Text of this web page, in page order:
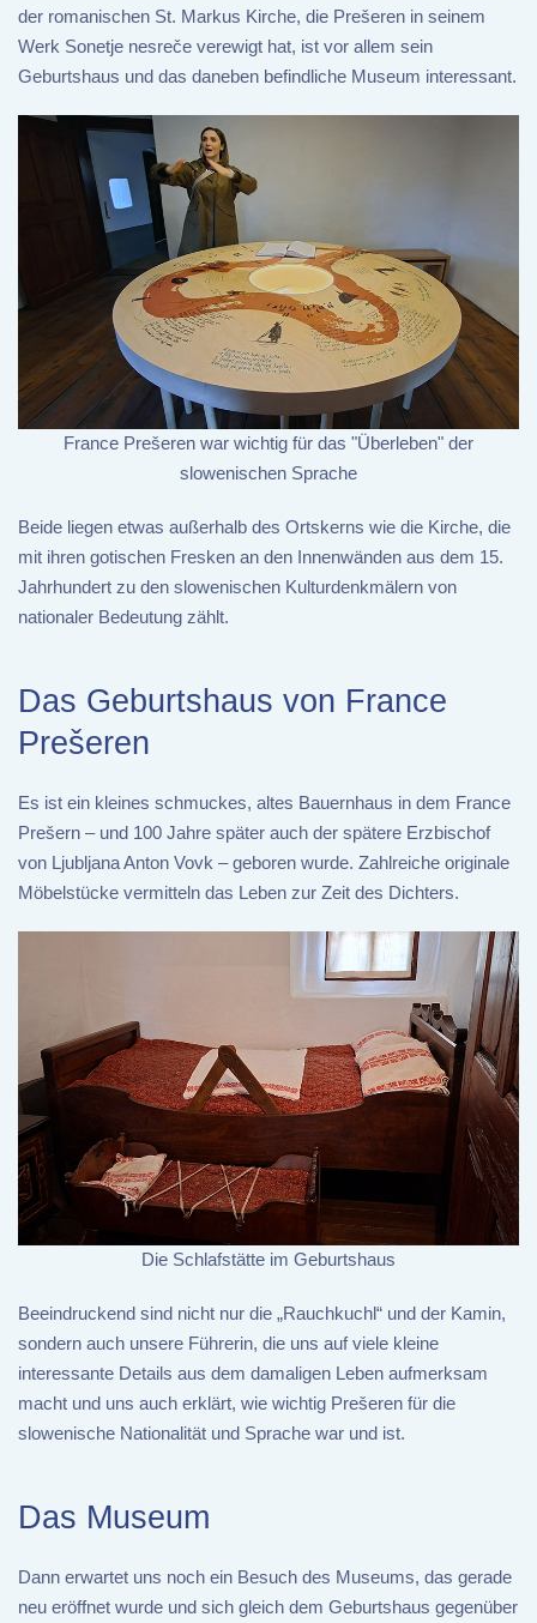
der romanischen St. Markus Kirche, die Prešeren in seinem
Werk Sonetje nesreče verewigt hat, ist vor allem sein
Geburtshaus und das daneben befindliche Museum interessant.
France Prešeren war wichtig für das "Überleben" der
slowenischen Sprache
Beide liegen etwas außerhalb des Ortskerns wie die Kirche, die
mit ihren gotischen Fresken an den Innenwänden aus dem 15.
Jahrhundert zu den slowenischen Kulturdenkmälern von
nationaler Bedeutung zählt.
Das Geburtshaus von France
Prešeren
Es ist ein kleines schmuckes, altes Bauernhaus in dem France
Prešern – und 100 Jahre später auch der spätere Erzbischof
von Ljubljana Anton Vovk – geboren wurde. Zahlreiche originale
Möbelstücke vermitteln das Leben zur Zeit des Dichters.
Die Schlafstätte im Geburtshaus
Beeindruckend sind nicht nur die „Rauchkuchl“ und der Kamin,
sondern auch unsere Führerin, die uns auf viele kleine
interessante Details aus dem damaligen Leben aufmerksam
macht und uns auch erklärt, wie wichtig Prešeren für die
slowenische Nationalität und Sprache war und ist.
Das Museum
Dann erwartet uns noch ein Besuch des Museums, das gerade
neu eröffnet wurde und sich gleich dem Geburtshaus gegenüber